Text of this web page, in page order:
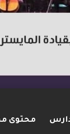
محتوى
والاتفاق قد